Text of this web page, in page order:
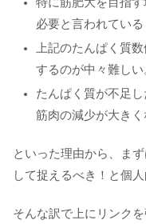
必要と言われている
上記のたんぱく質
するのが中々難しい
たんぱく質が不足
筋肉の減少が大き
といった理由から、ま
して捉えるべき！と個
そんな訳で上にリンク